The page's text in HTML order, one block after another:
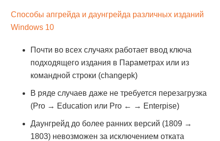
Способы апгрейда и даунгрейда различных изданий
Windows 10
Почти во всех случаях работает ввод ключа
подходящего издания в Параметрах или из
командной строки (changepk)
В ряде случаев даже не требуется перезагрузка
(Pro → Education или Pro ← → Enterpise)
Даунгрейд до более ранних версий (1809 →
1803) невозможен за исключением отката